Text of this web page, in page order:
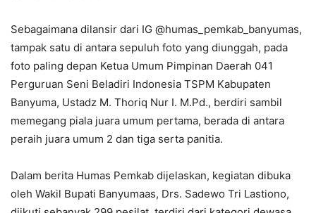
Sebagaimana dilansir dari IG @humas_pemkab_banyumas,
tampak satu di antara sepuluh foto yang diunggah, pada
foto paling depan Ketua Umum Pimpinan Daerah 041
Perguruan Seni Beladiri Indonesia TSPM Kabupaten
Banyuma, Ustadz M. Thoriq Nur I. M.Pd., berdiri sambil
memegang piala juara umum pertama, berada di antara
peraih juara umum 2 dan tiga serta panitia.
Dalam berita Humas Pemkab dijelaskan, kegiatan dibuka
oleh Wakil Bupati Banyumaas, Drs. Sadewo Tri Lastiono,